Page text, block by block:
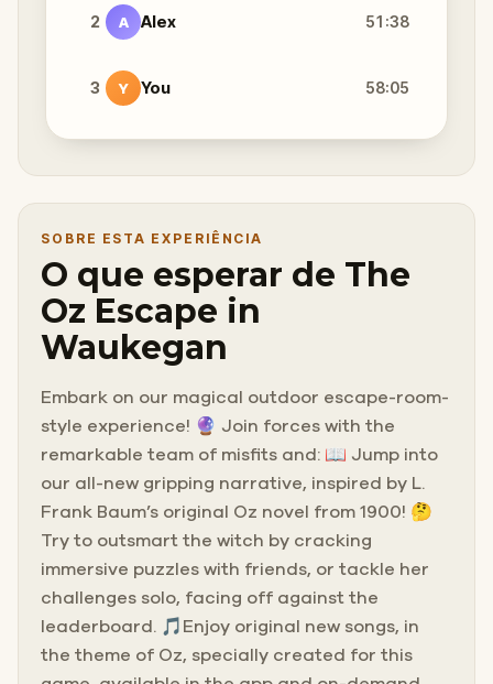
2 A Alex 51:38
3 Y You 58:05
SOBRE ESTA EXPERIÊNCIA
O que esperar de The
Oz Escape in
Waukegan
Embark on our magical outdoor escape-room-
style experience! 🔮 Join forces with the
remarkable team of misfits and: 📖 Jump into
our all-new gripping narrative, inspired by L.
Frank Baum’s original Oz novel from 1900! 🤔
Try to outsmart the witch by cracking
immersive puzzles with friends, or tackle her
challenges solo, facing off against the
leaderboard. 🎵Enjoy original new songs, in
the theme of Oz, specially created for this